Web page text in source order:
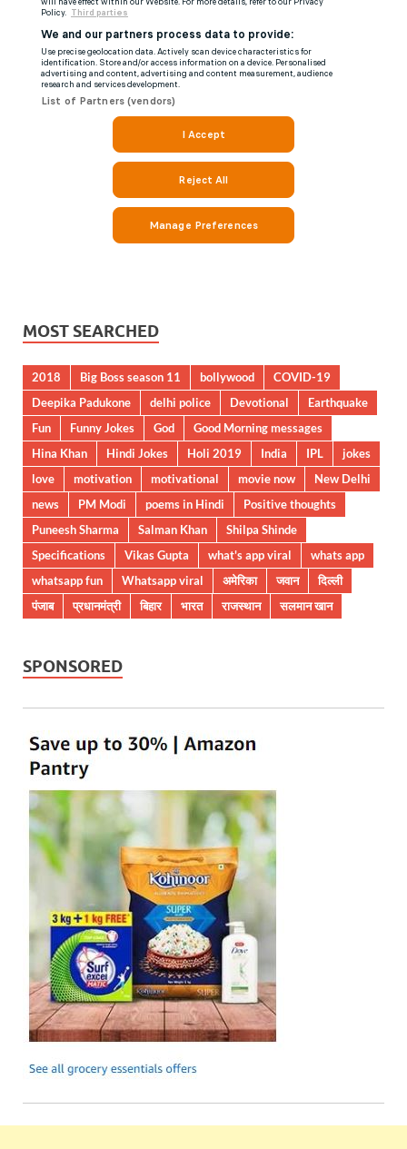
MOST SEARCHED
2018 Big Boss season 11 bollywood
COVID-19
Deepika Padukone
delhi police Devotional
Earthquake
Fun
Funny Jokes God
Good Morning messages
Hina Khan
Hindi Jokes Holi 2019 India IPL
jokes
love
motivation motivational movie now
New Delhi
news
PM Modi poems in Hindi
Positive thoughts
Puneesh Sharma
Salman Khan
Shilpa Shinde
Specifications
Vikas Gupta what's app viral
whats app
whatsapp fun
Whatsapp viral अमेरिका जवान
दिल्ली
पंजाब
प्रधानमंत्री बिहार भारत राजस्थान सलमान खान
SPONSORED